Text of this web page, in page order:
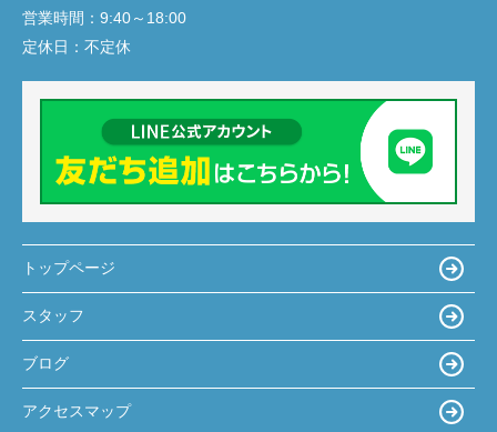
営業時間： 9:40～18:00
定休日： 不定休
トップページ
スタッフ
ブログ
アクセスマップ